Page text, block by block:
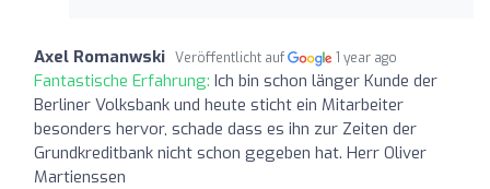
Axel Romanwski Veröffentlicht auf 1 year ago
Fantastische Erfahrung: Ich bin schon länger Kunde der
Berliner Volksbank und heute sticht ein Mitarbeiter
besonders hervor, schade dass es ihn zur Zeiten der
Grundkreditbank nicht schon gegeben hat. Herr Oliver
Martienssen